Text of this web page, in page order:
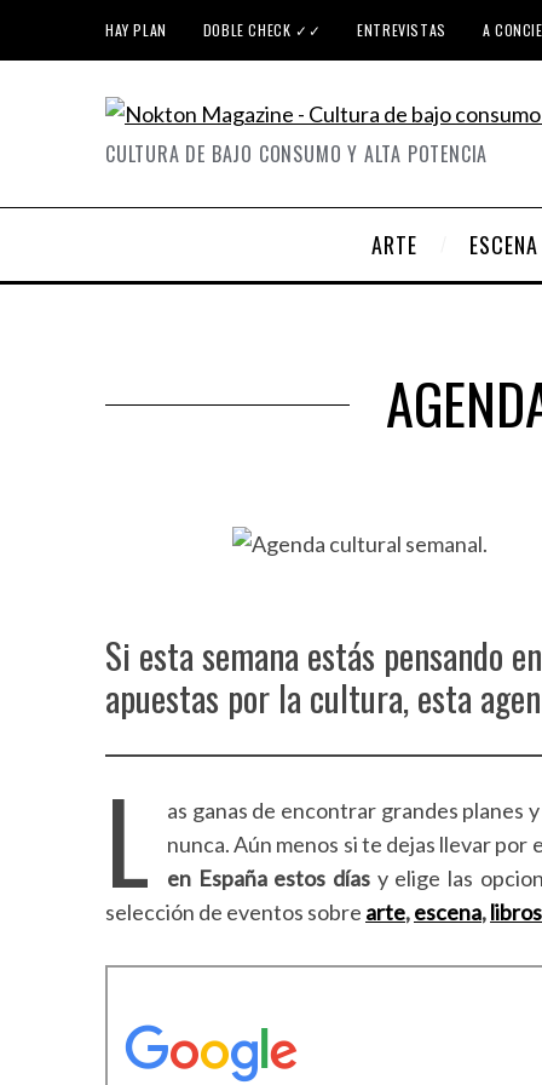
HAY PLAN DOBLE CHECK ✓✓ ENTREVISTAS A
CULTURA DE BAJO CONSUMO Y ALTA POTENCIA
ARTE ESCENA
Si esta semana estás pensando
apuestas por la cultura, esta
L
as ganas de encontrar grandes planes
nunca. Aún menos si te dejas llevar por
en España estos días y elige las
selección de eventos sobre arte,escena,libros